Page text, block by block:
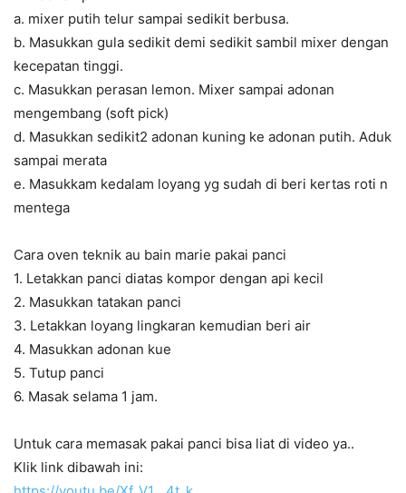
a. mixer putih telur sampai sedikit berbusa.
b. Masukkan gula sedikit demi sedikit sambil mixer dengan
kecepatan tinggi.
c. Masukkan perasan lemon. Mixer sampai adonan
mengembang (soft pick)
d. Masukkan sedikit2 adonan kuning ke adonan putih. Aduk
sampai merata
e. Masukkam kedalam loyang yg sudah di beri kertas roti n
mentega
Cara oven teknik au bain marie pakai panci
1. Letakkan panci diatas kompor dengan api kecil
2. Masukkan tatakan panci
3. Letakkan loyang lingkaran kemudian beri air
4. Masukkan adonan kue
5. Tutup panci
6. Masak selama 1 jam.
Untuk cara memasak pakai panci bisa liat di video ya..
Klik link dibawah ini: